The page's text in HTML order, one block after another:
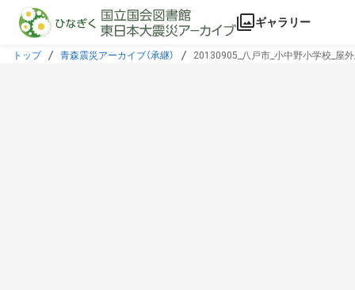
本文に飛ぶ
ギャラリー
トップ 青森震災アーカイブ（承継） 20130905_八戸市_小中野小学校_屋外